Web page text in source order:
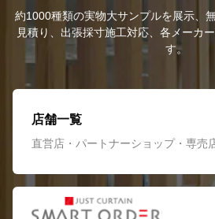
約1000種類の実物大サンプルを展示、
見積り、出張採寸施工対応、各メーカ
す。
店舗一覧
直営店・パートナーショップ・専売